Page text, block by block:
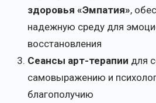
здоровья «Эмпатия»,
надежную среду для
восстановления
Сеансы арт-терапии для
самовыражению и
благополучию